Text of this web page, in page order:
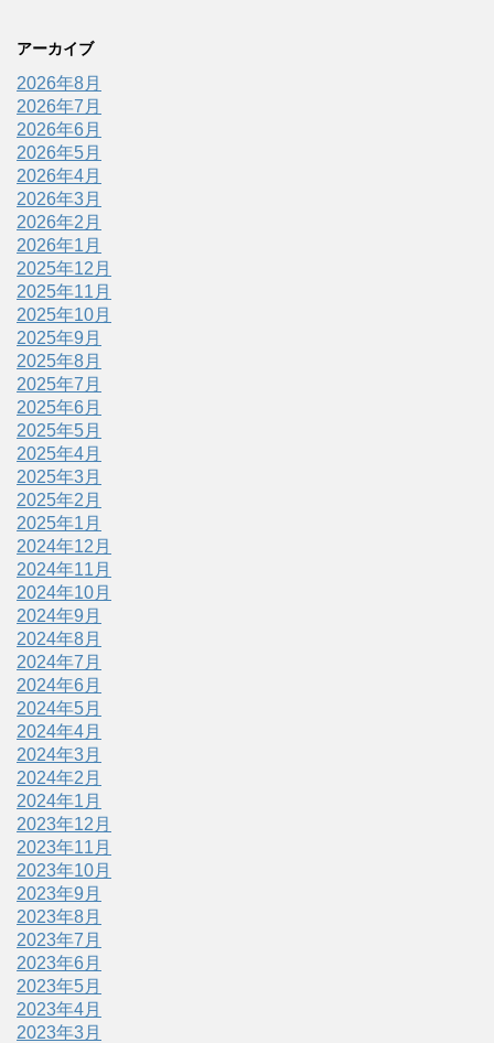
アーカイブ
2026年8月
2026年7月
2026年6月
2026年5月
2026年4月
2026年3月
2026年2月
2026年1月
2025年12月
2025年11月
2025年10月
2025年9月
2025年8月
2025年7月
2025年6月
2025年5月
2025年4月
2025年3月
2025年2月
2025年1月
2024年12月
2024年11月
2024年10月
2024年9月
2024年8月
2024年7月
2024年6月
2024年5月
2024年4月
2024年3月
2024年2月
2024年1月
2023年12月
2023年11月
2023年10月
2023年9月
2023年8月
2023年7月
2023年6月
2023年5月
2023年4月
2023年3月